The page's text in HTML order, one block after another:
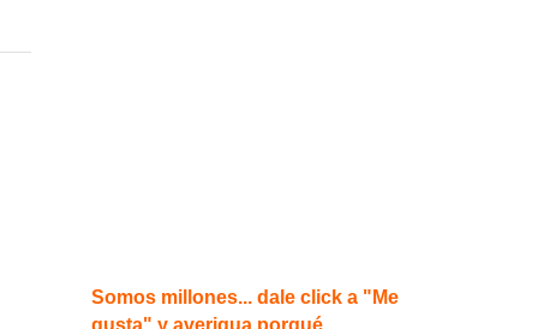
Somos millones... dale click a "Me
gusta" y averigua porqué